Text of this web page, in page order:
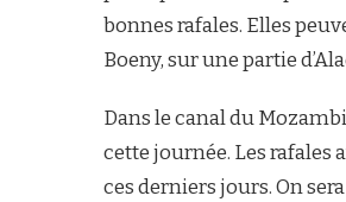
bonnes rafales. Elles
Boeny, sur une partie
Dans le canal du
cette journée. Les rafales
ces derniers jours. On